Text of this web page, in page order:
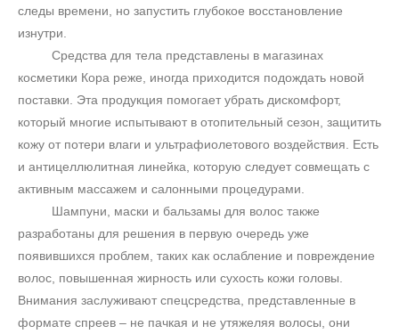
следы времени, но запустить глубокое восстановление
изнутри.
Средства для тела представлены в магазинах
косметики Кора реже, иногда приходится подождать новой
поставки. Эта продукция помогает убрать дискомфорт,
который многие испытывают в отопительный сезон, защитить
кожу от потери влаги и ультрафиолетового воздействия. Есть
и антицеллюлитная линейка, которую следует совмещать с
активным массажем и салонными процедурами.
Шампуни, маски и бальзамы для волос также
разработаны для решения в первую очередь уже
появившихся проблем, таких как ослабление и повреждение
волос, повышенная жирность или сухость кожи головы.
Внимания заслуживают спецсредства, представленные в
формате спреев – не пачкая и не утяжеляя волосы, они